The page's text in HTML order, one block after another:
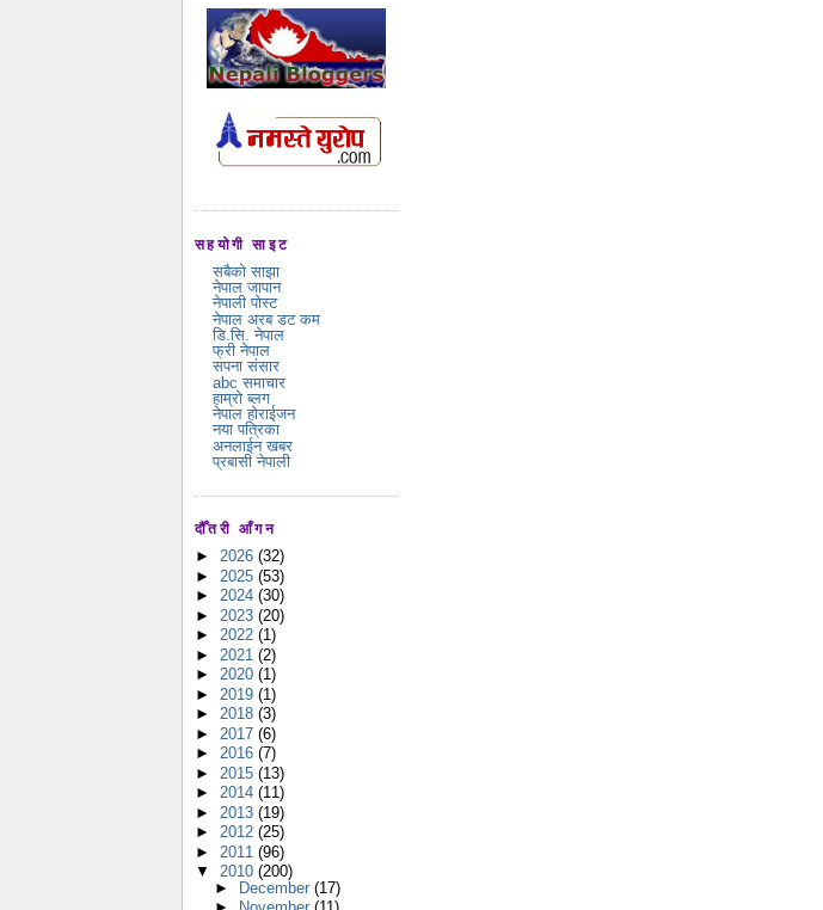
सहयोगी साइट
सबैको साझा
नेपाल जापान
नेपाली पोस्ट
नेपाल अरब डट कम
डि.सि. नेपाल
फ्री नेपाल
सपना संसार
abc समाचार
हाम्रो ब्लग
नेपाल होराईजन
नया पत्रिका
अनलाईन खबर
प्रबासी नेपाली
दौँतरी आँगन
► 2026 (32)
► 2025 (53)
► 2024 (30)
► 2023 (20)
► 2022 (1)
► 2021 (2)
► 2020 (1)
► 2019 (1)
► 2018 (3)
► 2017 (6)
► 2016 (7)
► 2015 (13)
► 2014 (11)
► 2013 (19)
► 2012 (25)
► 2011 (96)
▼ 2010 (200)
► December (17)